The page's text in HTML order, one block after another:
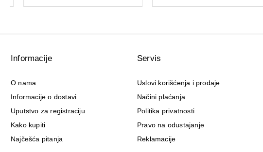
Informacije
O nama
Informacije o dostavi
Uputstvo za registraciju
Kako kupiti
Najčešća pitanja
Servis
Uslovi korišćenja i prodaje
Načini plaćanja
Politika privatnosti
Pravo na odustajanje
Reklamacije